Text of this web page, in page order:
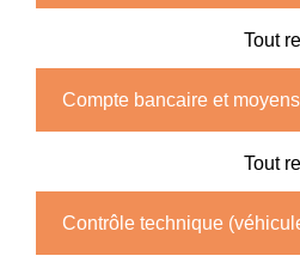
Tout
Compte bancaire et
Tout
Contrôle technique